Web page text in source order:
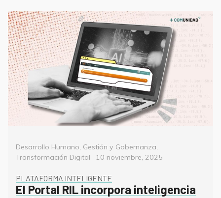
Categorías
Desarrollo Humano, Gestión y Gobernanza,
Transformación Digital
Posted
10 noviembre, 2025
PLATAFORMA INTELIGENTE
El Portal RIL incorpora inteligencia